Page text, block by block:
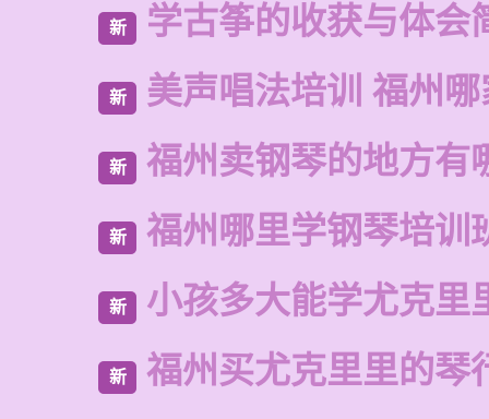
新 学古筝的收获与体会
新 美声唱法培训 福州
新 福州卖钢琴的地方有
新 福州哪里学钢琴培训
新 小孩多大能学尤克里
新 福州买尤克里里的琴